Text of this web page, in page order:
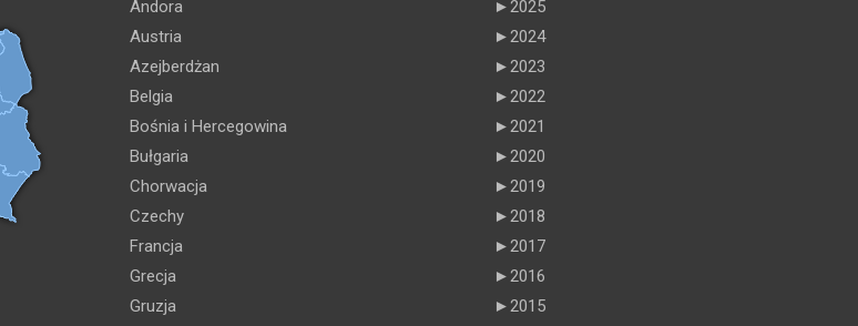
Andora
Austria
Azejberdżan
Belgia
Bośnia i Hercegowina
Bułgaria
Chorwacja
Czechy
Francja
Grecja
Gruzja
►2025
►2024
►2023
►2022
►2021
►2020
►2019
►2018
►2017
►2016
►2015